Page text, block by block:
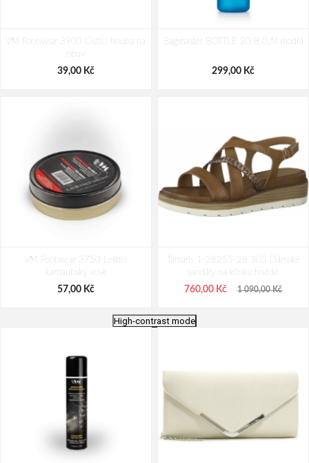
VM Footwear 3900 Čistící houba na
obuv
39,00 Kč
Bagmaster BOTTLE 20 B 0,5l modrá
299,00 Kč
VM Footwear 3750 Leštící
karnaubský vosk
57,00 Kč
Tamaris 1-28255-28 305 Dámské
sandály na klínku hnědé
760,00 Kč 1 090,00 Kč
High-contrast mode